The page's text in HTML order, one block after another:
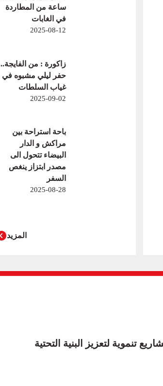
ساعة من المطاردة
في الغابات
2025-08-12
زاكورة : من الفايجة..
حفر ليلي مشبوه في
غياب السلطات
2025-09-02
باحة استراحة بين
مراكش و الدار
البيضاء تتحول الى
مصدر ابتزاز ينغص
السفر
2025-08-28
المزيد
تنموية لتعزيز البنية التحتية